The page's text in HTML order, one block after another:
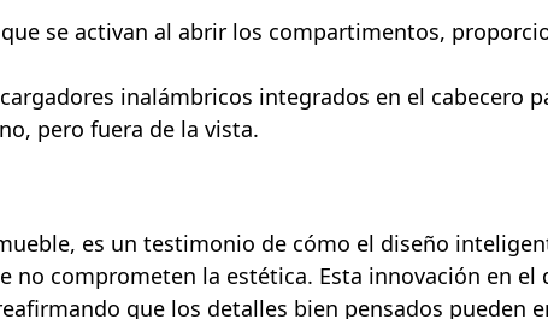
que se activan al abrir los compartimentos,
inalámbricos integrados en el cabecero
pero fuera de la vista.
es un testimonio de cómo el diseño
no comprometen la estética. Esta innovación en
que los detalles bien pensados pueden